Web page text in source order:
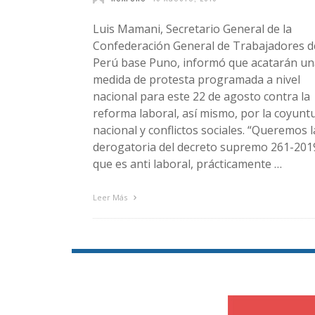
Luis Mamani, Secretario General de la
Confederación General de Trabajadores
Perú base Puno, informó que acatarán
medida de protesta programada a nivel
nacional para este 22 de agosto contra la
reforma laboral, así mismo, por la
nacional y conflictos sociales. “Queremos
derogatoria del decreto supremo 261-
que es anti laboral, prácticamente …
Leer Más